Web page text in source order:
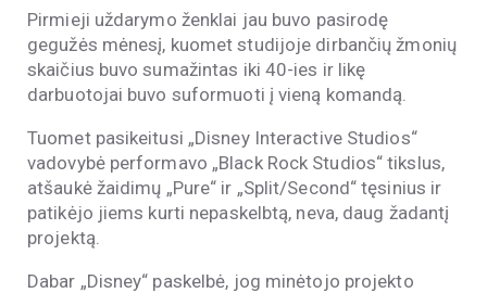
ŽAIDIMAI
Pirmieji uždarymo ženklai jau buvo pasirodę
gegužės mėnesį, kuomet studijoje dirbančių žmonių
skaičius buvo sumažintas iki 40-ies ir likę
darbuotojai buvo suformuoti į vieną komandą.
Tuomet pasikeitusi „Disney Interactive Studios“
vadovybė performavo „Black Rock Studios“ tikslus,
atšaukė žaidimų „Pure“ ir „Split/Second“ tęsinius ir
patikėjo jiems kurti nepaskelbtą, neva, daug žadantį
projektą.
Dabar „Disney“ paskelbė, jog minėtojo projekto